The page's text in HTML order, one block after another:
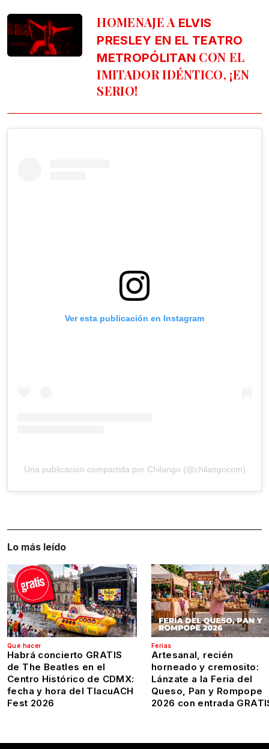
HOMENAJE AELVIS
PRESLEY EN EL TEATRO
METROPÓLITAN CON EL
IMITADOR IDÉNTICO, ¡EN
SERIO!
Ver esta publicación en Instagram
Una publicación compartida por Chilango (@chilangocom)
Lo más leído
Qué hacer
Habrá concierto GRATIS
de The Beatles en el
Centro Histórico de CDMX:
fecha y hora del TlacuACH
Fest 2026
Ferias
Artesanal, recién
horneado y cremosito:
Lánzate a la Feria del
Queso, Pan y Rompope
2026 con entrada